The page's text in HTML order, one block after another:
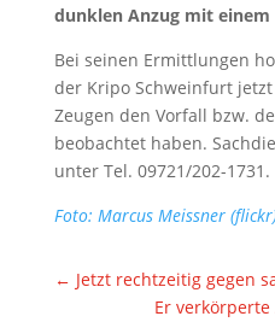
dunklen Anzug mit einem
Bei seinen Ermittlungen
der Kripo Schweinfurt
Zeugen den Vorfall bzw.
beobachtet haben.
unter Tel. 09721/202-1731.
Foto: Marcus Meissner
← Jetzt rechtzeitig gegen
Er